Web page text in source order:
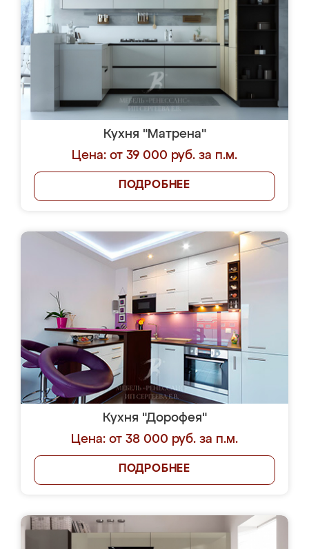
Кухня "Матрена"
Цена: от 39 000 руб. за п.м.
ПОДРОБНЕЕ
Кухня "Дорофея"
Цена: от 38 000 руб. за п.м.
ПОДРОБНЕЕ